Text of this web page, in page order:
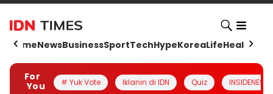
HomeNewsBusinessSportTechHypeKoreaLifeHealth
For
You
# Yuk Vote Iklanin di IDN Quiz INSIDENESIA